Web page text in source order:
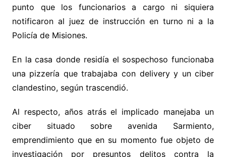
punto que los funcionarios a cargo ni siquiera
notificaron al juez de instrucción en turno ni a la
Policía de Misiones.
En la casa donde residía el sospechoso funcionaba
una pizzería que trabajaba con delivery y un ciber
clandestino, según trascendió.
Al respecto, años atrás el implicado manejaba un
ciber situado sobre avenida Sarmiento,
emprendimiento que en su momento fue objeto de
investigación por presuntos delitos contra la